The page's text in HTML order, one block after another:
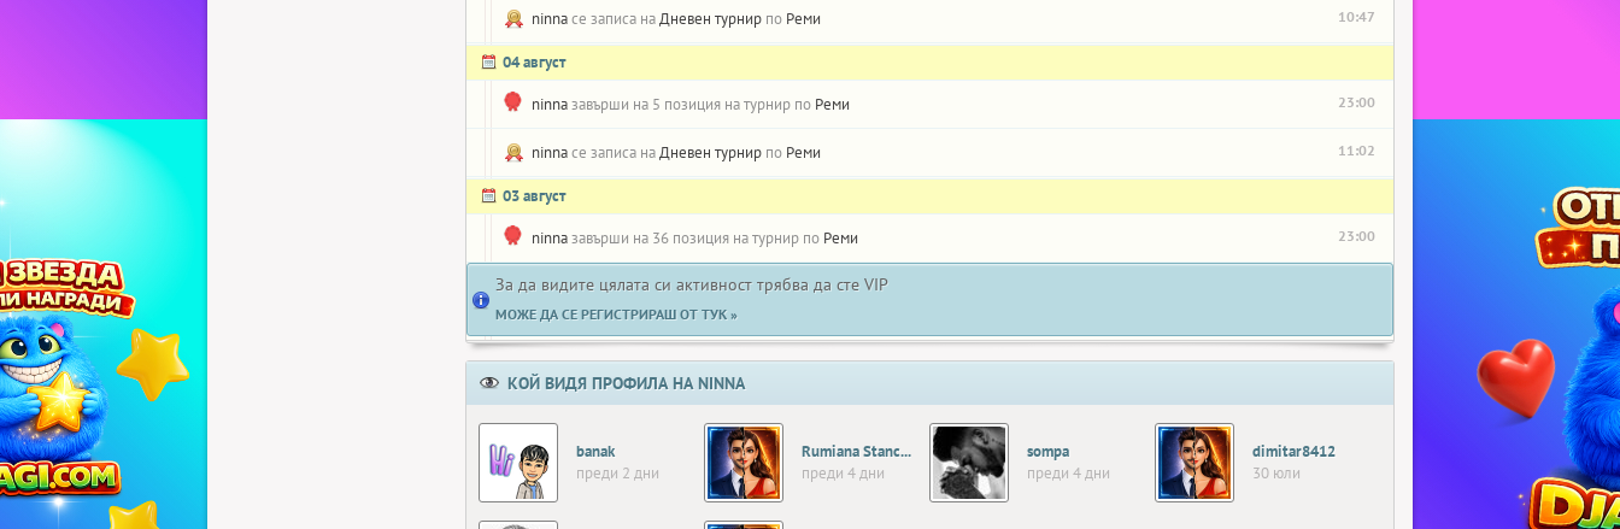
ninnaсе записа наДневен турнир по Реми 10:47
04 август
ninnaзавърши на 5 позиция на турнир по Реми 23:00
ninnaсе записа наДневен турнир по Реми 11:02
03 август
ninnaзавърши на 36 позиция на турнир по Реми 23:00
За да видите цялата си активност трябва да сте VIP
МОЖЕ ДА СЕ РЕГИСТРИРАШ ОТ ТУК »
КОЙ ВИДЯ ПРОФИЛА НА NINNA
banak
преди 2 дни
Rumiana Stanceva
преди 4 дни
sompa
преди 4 дни
dimitar8412
30 юли